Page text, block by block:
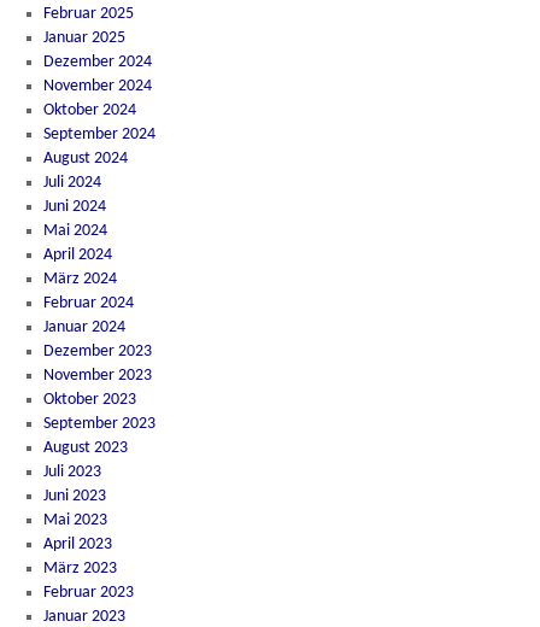
Februar 2025
Januar 2025
Dezember 2024
November 2024
Oktober 2024
September 2024
August 2024
Juli 2024
Juni 2024
Mai 2024
April 2024
März 2024
Februar 2024
Januar 2024
Dezember 2023
November 2023
Oktober 2023
September 2023
August 2023
Juli 2023
Juni 2023
Mai 2023
April 2023
März 2023
Februar 2023
Januar 2023